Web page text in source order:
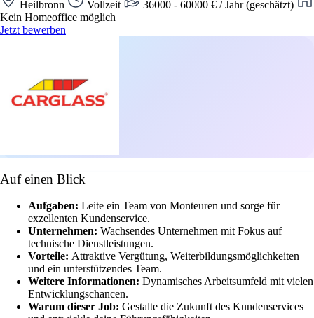
Heilbronn Vollzeit
36000 - 60000 € / Jahr (geschätzt)
Kein Homeoffice möglich
Jetzt bewerben
Auf einen Blick
Aufgaben: Leite ein Team von Monteuren und sorge für
exzellenten Kundenservice.
Unternehmen: Wachsendes Unternehmen mit Fokus auf
technische Dienstleistungen.
Vorteile: Attraktive Vergütung, Weiterbildungsmöglichkeiten
und ein unterstützendes Team.
Weitere Informationen: Dynamisches Arbeitsumfeld mit vielen
Entwicklungschancen.
Warum dieser Job: Gestalte die Zukunft des Kundenservices